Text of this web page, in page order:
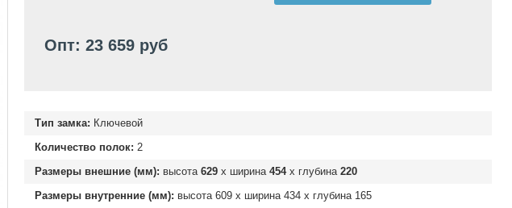
Опт: 23 659 руб
Тип замка: Ключевой
Количество полок: 2
Размеры внешние (мм): высота 629х ширина 454х глубина 220
Размеры внутренние (мм): высота 609х ширина 434х глубина 165